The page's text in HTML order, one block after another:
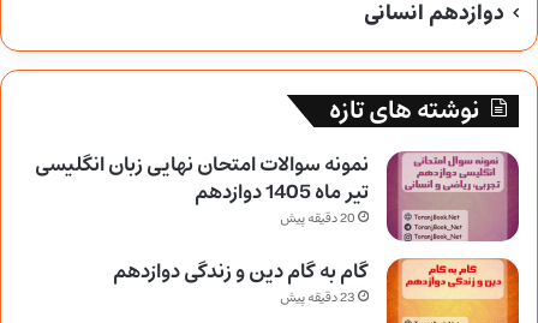
دوازدهم انسانی
نوشته های تازه
نمونه سوالات امتحان نهایی زبان انگلیسی
تیر ماه 1405 دوازدهم
20 دقیقه پیش
گام به گام دین و زندگی دوازدهم
23 دقیقه پیش